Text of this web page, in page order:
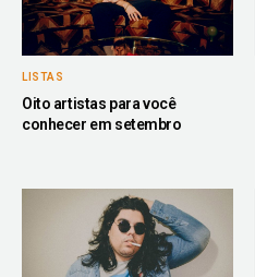
LISTAS
Oito artistas para você
conhecer em setembro